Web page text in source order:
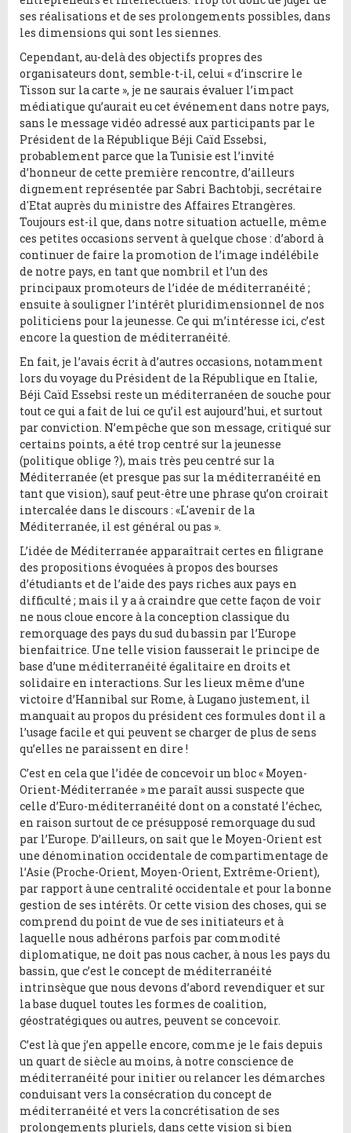
ses réalisations et de ses prolongements possibles, dans
les dimensions qui sont les siennes.
Cependant, au-delà des objectifs propres des
organisateurs dont, semble-t-il, celui « d’inscrire le
Tisson sur la carte », je ne saurais évaluer l’impact
médiatique qu’aurait eu cet événement dans notre pays,
sans le message vidéo adressé aux participants par le
Président de la République Béji Caïd Essebsi,
probablement parce que la Tunisie est l’invité
d’honneur de cette première rencontre, d’ailleurs
dignement représentée par Sabri Bachtobji, secrétaire
d'Etat auprès du ministre des Affaires Etrangères.
Toujours est-il que, dans notre situation actuelle, même
ces petites occasions servent à quelque chose : d’abord à
continuer de faire la promotion de l’image indélébile
de notre pays, en tant que nombril et l’un des
principaux promoteurs de l’idée de méditerranéité ;
ensuite à souligner l’intérêt pluridimensionnel de nos
politiciens pour la jeunesse. Ce qui m’intéresse ici, c’est
encore la question de méditerranéité.
En fait, je l’avais écrit à d’autres occasions, notamment
lors du voyage du Président de la République en Italie,
Béji Caïd Essebsi reste un méditerranéen de souche pour
tout ce qui a fait de lui ce qu’il est aujourd’hui, et surtout
par conviction. N’empêche que son message, critiqué sur
certains points, a été trop centré sur la jeunesse
(politique oblige ?), mais très peu centré sur la
Méditerranée (et presque pas sur la méditerranéité en
tant que vision), sauf peut-être une phrase qu’on croirait
intercalée dans le discours : «L'avenir de la
Méditerranée, il est général ou pas ».
L’idée de Méditerranée apparaîtrait certes en filigrane
des propositions évoquées à propos des bourses
d’étudiants et de l’aide des pays riches aux pays en
difficulté ; mais il y a à craindre que cette façon de voir
ne nous cloue encore à la conception classique du
remorquage des pays du sud du bassin par l’Europe
bienfaitrice. Une telle vision fausserait le principe de
base d’une méditerranéité égalitaire en droits et
solidaire en interactions. Sur les lieux même d’une
victoire d’Hannibal sur Rome, à Lugano justement, il
manquait au propos du président ces formules dont il a
l’usage facile et qui peuvent se charger de plus de sens
qu’elles ne paraissent en dire !
C’est en cela que l’idée de concevoir un bloc « Moyen-
Orient-Méditerranée » me paraît aussi suspecte que
celle d’Euro-méditerranéité dont on a constaté l’échec,
en raison surtout de ce présupposé remorquage du sud
par l’Europe. D’ailleurs, on sait que le Moyen-Orient est
une dénomination occidentale de compartimentage de
l’Asie (Proche-Orient, Moyen-Orient, Extrême-Orient),
par rapport à une centralité occidentale et pour la bonne
gestion de ses intérêts. Or cette vision des choses, qui se
comprend du point de vue de ses initiateurs et à
laquelle nous adhérons parfois par commodité
diplomatique, ne doit pas nous cacher, à nous les pays du
bassin, que c’est le concept de méditerranéité
intrinsèque que nous devons d’abord revendiquer et sur
la base duquel toutes les formes de coalition,
géostratégiques ou autres, peuvent se concevoir.
C’est là que j’en appelle encore, comme je le fais depuis
un quart de siècle au moins, à notre conscience de
méditerranéité pour initier ou relancer les démarches
conduisant vers la consécration du concept de
méditerranéité et vers la concrétisation de ses
prolongements pluriels, dans cette vision si bien